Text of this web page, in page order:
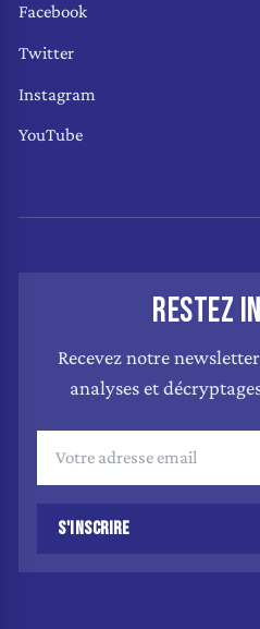
Facebook
Twitter
Instagram
YouTube
RESTEZ
Recevez notre
analyses et
S'INSCRIRE